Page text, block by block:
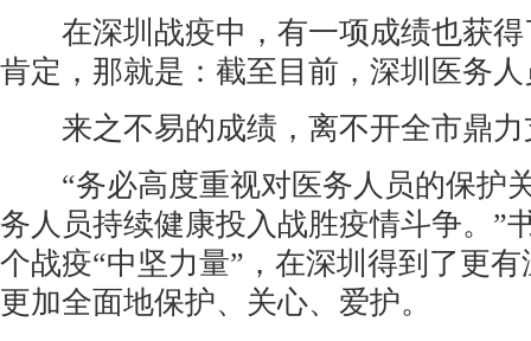
在深圳战疫中，有一项成绩也获得
肯定，那就是：截至目前，深圳医务人
来之不易的成绩，离不开全市鼎力
“务必高度重视对医务人员的保护
务人员持续健康投入战胜疫情斗争。”
个战疫“中坚力量”，在深圳得到了更
更加全面地保护、关心、爱护。